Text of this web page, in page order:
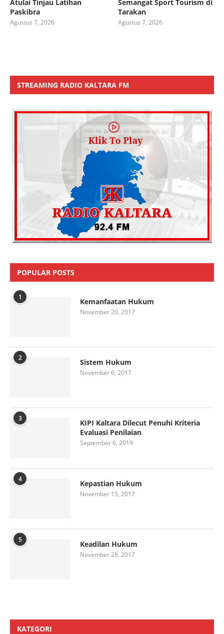
Atulai Tinjau Latihan
Paskibra
Agustus 7, 2026
Semangat Sport Tourism di
Tarakan
Agustus 7, 2026
STREAMING RADIO KALTARA FM
POPULAR POSTS
1 Kemanfaatan Hukum
November 20, 2017
2 Sistem Hukum
November 6, 2017
3
KIPI Kaltara Dilecut Penuhi Kriteria
Evaluasi Penilaian
September 6, 2019
4 Kepastian Hukum
November 15, 2017
5 Keadilan Hukum
November 28, 2017
KATEGORI